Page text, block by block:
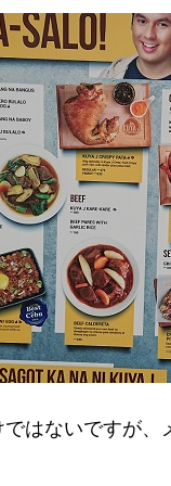
はないですが